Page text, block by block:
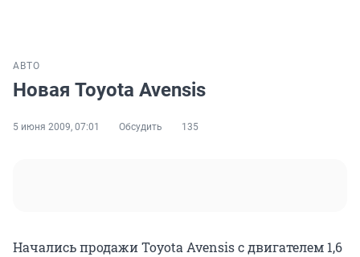
АВТО
Новая Toyota Avensis
5 июня 2009, 07:01 Обсудить 135
Начались продажи Toyota Avensis с двигателем 1,6